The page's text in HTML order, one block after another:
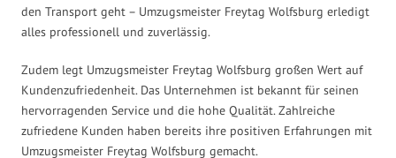
den Transport geht – Umzugsmeister Freytag Wolfsburg erledigt
alles professionell und zuverlässig.
Zudem legt Umzugsmeister Freytag Wolfsburg großen Wert auf
Kundenzufriedenheit. Das Unternehmen ist bekannt für seinen
hervorragenden Service und die hohe Qualität. Zahlreiche
zufriedene Kunden haben bereits ihre positiven Erfahrungen mit
Umzugsmeister Freytag Wolfsburg gemacht.